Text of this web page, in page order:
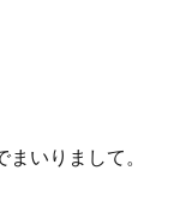
いりまして。